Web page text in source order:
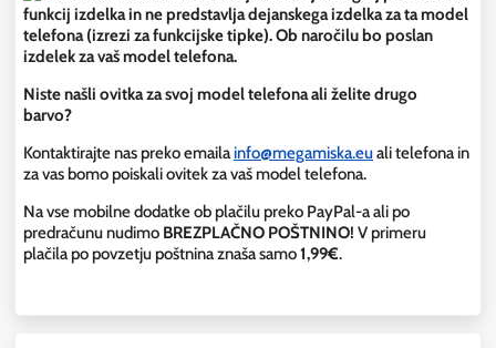
funkcij izdelka in ne predstavlja dejanskega izdelka za ta model
telefona (izrezi za funkcijske tipke). Ob naročilu bo poslan
izdelek za vaš model telefona.
Niste našli ovitka za svoj model telefona ali želite drugo
barvo?
Kontaktirajte nas preko emailainfo@megamiska.euali telefona in
za vas bomo poiskali ovitek za vaš model telefona.
Na vse mobilne dodatke ob plačilu preko PayPal-a ali po
predračunu nudimo BREZPLAČNO POŠTNINO! V primeru
plačila po povzetju poštnina znaša samo1,99€.